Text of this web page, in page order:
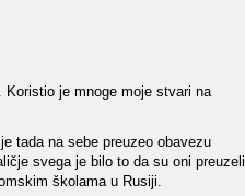
je mnoge moje stvari na
tada na sebe preuzeo obavezu
svega je bilo to da su oni preuzeli
školama u Rusiji.